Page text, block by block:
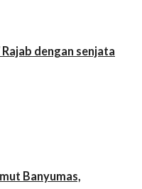
dengan senjata
Banyumas,